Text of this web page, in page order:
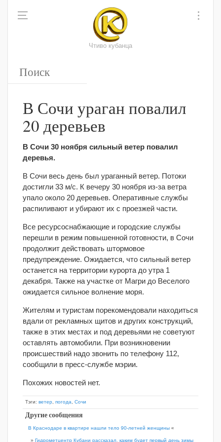
Чтиво кубанца
В Сочи ураган повалил
20 деревьев
В Сочи 30 ноября сильный ветер повалил
деревья.
В Сочи весь день был ураганный ветер. Потоки
достигли 33 м/с. К вечеру 30 ноября из-за ветра
упало около 20 деревьев. Оперативные службы
распиливают и убирают их с проезжей части.
Все ресурсоснабжающие и городские службы
перешли в режим повышенной готовности, в Сочи
продолжит действовать штормовое
предупреждение. Ожидается, что сильный ветер
останется на территории курорта до утра 1
декабря. Также на участке от Магри до Веселого
ожидается сильное волнение моря.
Жителям и туристам порекомендовали находиться
вдали от рекламных щитов и других конструкций,
также в этих местах и под деревьями не советуют
оставлять автомобили. При возникновении
происшествий надо звонить по телефону 112,
сообщили в пресс-службе мэрии.
Похожих новостей нет.
Тэги: ветер погода Сочи
Другие сообщения
В Краснодаре в квартире нашли тело 90-летней женщины «
» Гидрометцентр Кубани рассказал, каким будет первый день зимы